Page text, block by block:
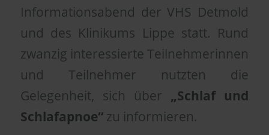
Informationsabend der VHS Detmold
und des Klinikums Lippe statt. Rund
zwanzig interessierte Teilnehmerinnen
und Teilnehmer nutzten die
Gelegenheit, sich über „Schlaf und
Schlafapnoe“zu informieren.